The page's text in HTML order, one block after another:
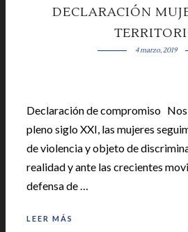
DECLARACIÓN
4 marzo, 2019
Declaración de compromiso Nos
pleno siglo XXI, las mujeres
de violencia y objeto de
realidad y ante las crecientes
defensa de …
LEER MÁS